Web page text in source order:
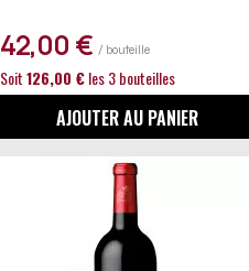
42,00 € / bouteille
Soit126,00 €les 3 bouteilles
AJOUTER AU PANIER